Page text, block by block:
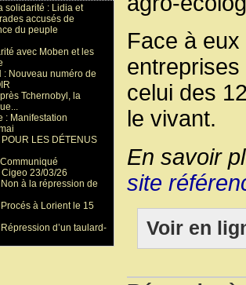
Face à
entreprises
celui des
le vivant.
En savoir
site
Voir en
solidarité : Lidia et
accusés de
du peuple
avec Moben et les
: Nouveau numéro de
Tchernobyl, la
: Manifestation
LES DÉTENUS
23/03/26
Non à la répression de
Procés à Lorient le 15
Répression d’un taulard-